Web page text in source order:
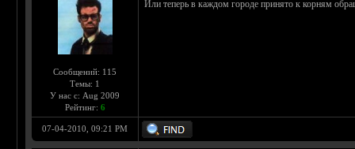
Сообщений: 115
Темы: 1
У нас с: Aug 2009
Рейтинг: 6
Или теперь в каждом городе принято к корням
07-04-2010, 09:21 PM